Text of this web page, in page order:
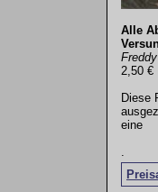
Alle
2,50 €
Diese
eine